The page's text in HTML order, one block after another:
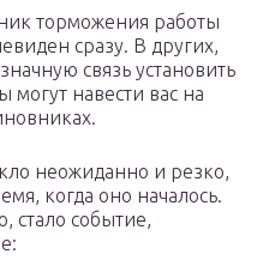
торможения работы
сразу. В других,
связь установить
могут навести вас на
неожиданно и резко,
когда оно началось.
стало событие,